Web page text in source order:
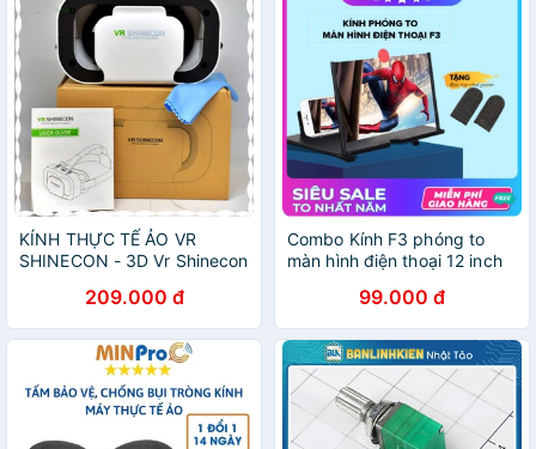
KÍNH THỰC TẾ ẢO VR
SHINECON - 3D Vr Shinecon
209.000 đ
Combo Kính F3 phóng to
màn hình điện thoại 12 inch
pubg - Shop Hàng Cực Rẻ
99.000 đ